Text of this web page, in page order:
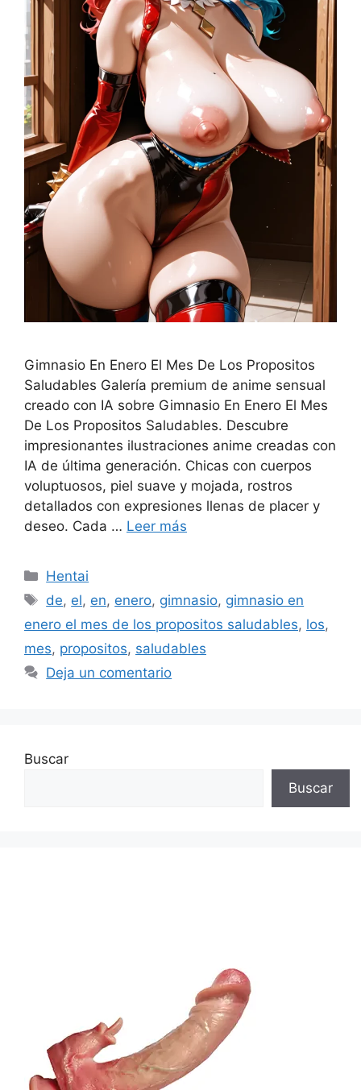
Gimnasio En Enero El Mes De Los Propositos
Saludables Galería premium de anime sensual
creado con IA sobre Gimnasio En Enero El Mes
De Los Propositos Saludables. Descubre
impresionantes ilustraciones anime creadas con
IA de última generación. Chicas con cuerpos
voluptuosos, piel suave y mojada, rostros
detallados con expresiones llenas de placer y
deseo. Cada … Leer más
Categorías
Hentai
Etiquetas
de, el, en, enero, gimnasio, gimnasio en
enero el mes de los propositos saludables, los,
mes, propositos, saludables
Deja un comentario
Buscar
Buscar